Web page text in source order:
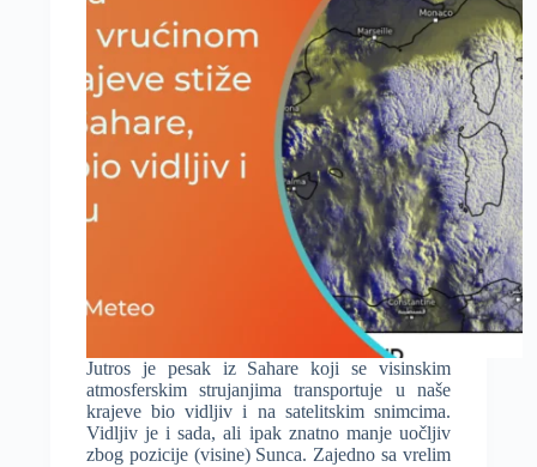
da
drugi
rekord
bude
oboren!
Jutros je pesak iz Sahare koji se visinskim
atmosferskim strujanjima transportuje u naše
krajeve bio vidljiv i na satelitskim snimcima.
Vidljiv je i sada, ali ipak znatno manje uočljiv
zbog pozicije (visine) Sunca. Zajedno sa vrelim